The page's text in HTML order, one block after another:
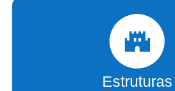
Estruturas